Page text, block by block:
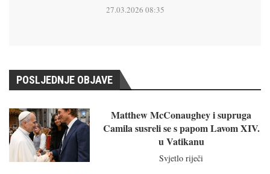
27.03.2026 08:35
POSLJEDNJE OBJAVE
Matthew McConaughey i supruga
Camila susreli se s papom Lavom XIV.
u Vatikanu
Svjetlo riječi